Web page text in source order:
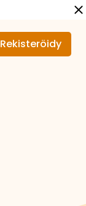
Rekisteröidy